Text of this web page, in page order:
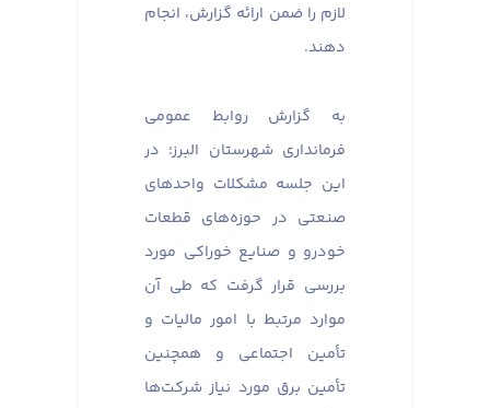
لازم را ضمن ارائه گزارش، انجام
دهند.
به گزارش روابط عمومی
فرمانداری شهرستان البرز؛ در
این جلسه مشکلات واحدهای
صنعتی در حوزه‌های قطعات
خودرو و صنایع خوراکی مورد
بررسی قرار گرفت که طی آن
موارد مرتبط با امور مالیات و
تأمین اجتماعی و همچنین
تأمین برق مورد نیاز شرکت‌ها